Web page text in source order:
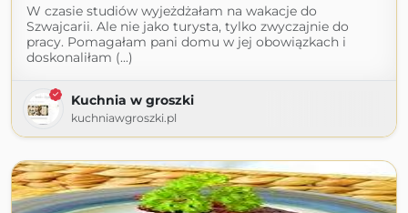
W czasie studiów wyjeżdżałam na wakacje do
Szwajcarii. Ale nie jako turysta, tylko zwyczajnie do
pracy. Pomagałam pani domu w jej obowiązkach i
doskonaliłam (...)
Kuchnia w groszki
kuchniawgroszki.pl